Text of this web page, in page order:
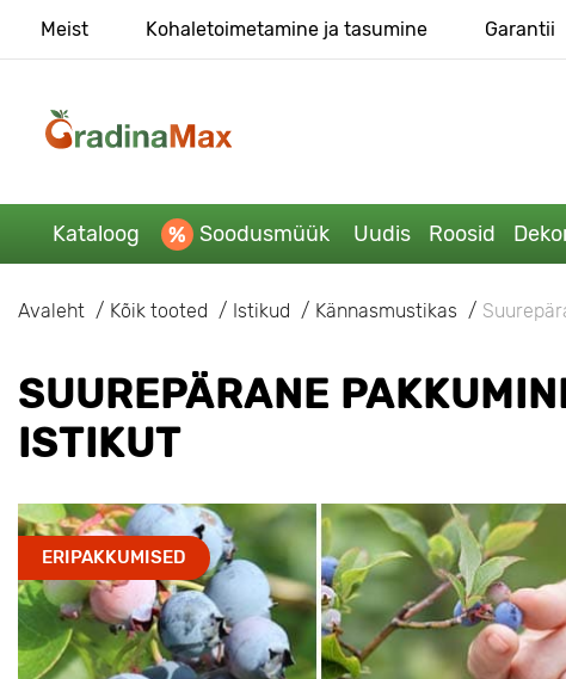
Meist Kohaletoimetamine ja tasumine Garantii
Kataloog Soodusmüük Uudis Roosid
Avaleht Kõik tooted Istikud Kännasmustikas
SUUREPÄRANE
ISTIKUT
ERIPAKKUMISED